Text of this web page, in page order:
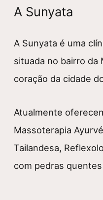
A Sunyata
A Sunyata é uma
situada no bairro da
coração da cidade
Atualmente
Massoterapia
Tailandesa,
com pedras